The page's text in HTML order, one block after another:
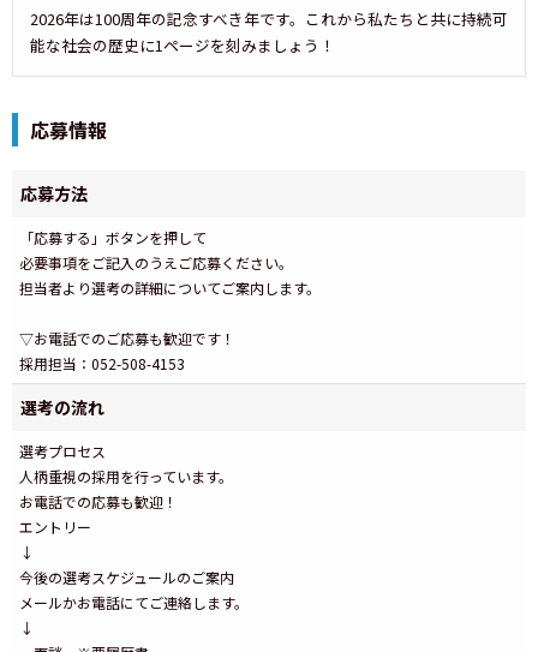
2026年は100周年の記念すべき年です。これから私たちと共に持続可
能な社会の歴史に1ページを刻みましょう！
応募情報
応募方法
「応募する」ボタンを押して
必要事項をご記入のうえご応募ください。
担当者より選考の詳細についてご案内します。
▽お電話でのご応募も歓迎です！
採用担当：052-508-4153
選考の流れ
選考プロセス
人柄重視の採用を行っています。
お電話での応募も歓迎！
エントリー
↓
今後の選考スケジュールのご案内
メールかお電話にてご連絡します。
↓